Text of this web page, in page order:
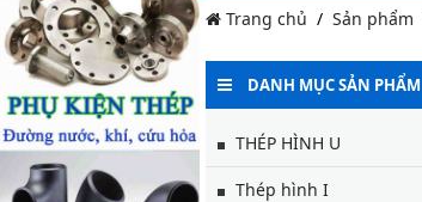
Trang chủ Sản phẩm
DANH MỤC SẢN PHẨM
THÉP HÌNH U
Thép hình I